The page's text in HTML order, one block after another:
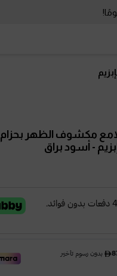
مكشوف الظهر بحزام
- أسود براق